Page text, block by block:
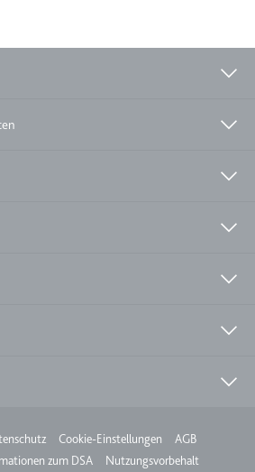
der Nutzer mit
Tage
der Nutzer mit
Cookie-Einstellungen
AGB
zum DSA Nutzungsvorbehalt